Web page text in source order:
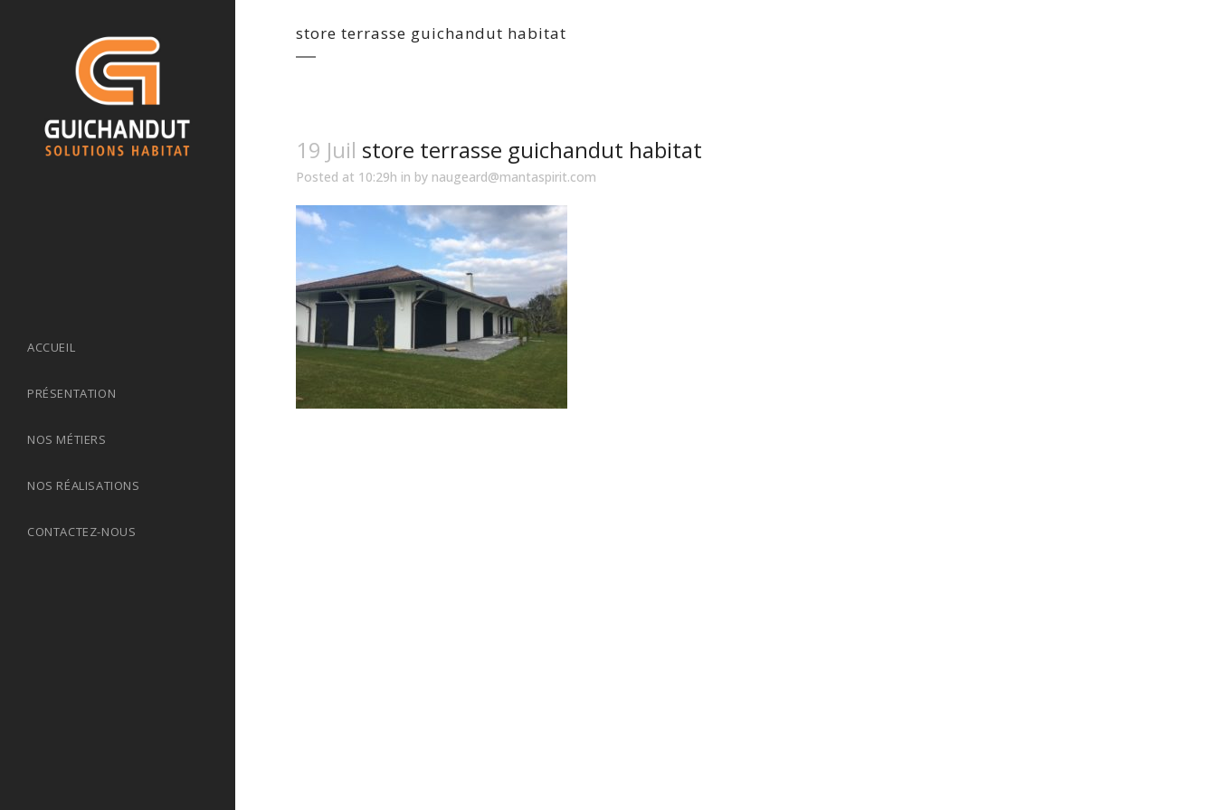
ACCUEIL
PRÉSENTATION
NOS MÉTIERS
NOS RÉALISATIONS
CONTACTEZ-NOUS
store terrasse guichandut habitat
19 Juil store terrasse guichandut habitat
Posted at 10:29h in by naugeard@mantaspirit.com